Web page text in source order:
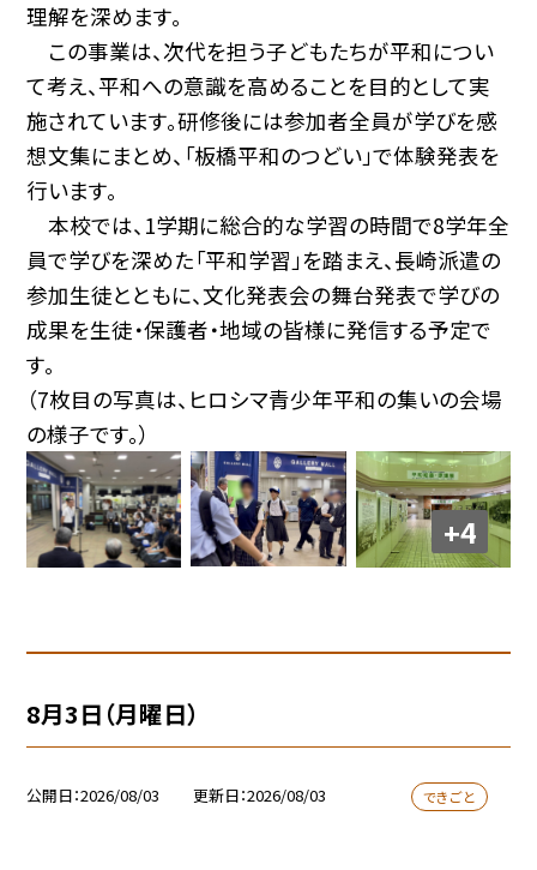
理解を深めます。
この事業は、次代を担う子どもたちが平和につい
て考え、平和への意識を高めることを目的として実
施されています。研修後には参加者全員が学びを感
想文集にまとめ、「板橋平和のつどい」で体験発表を
行います。
本校では、1学期に総合的な学習の時間で8学年全
員で学びを深めた「平和学習」を踏まえ、長崎派遣の
参加生徒とともに、文化発表会の舞台発表で学びの
成果を生徒・保護者・地域の皆様に発信する予定で
す。
（7枚目の写真は、ヒロシマ青少年平和の集いの会場
の様子です。）
+4
8月3日（月曜日）
公開日 2026/08/03 更新日 2026/08/03 できごと